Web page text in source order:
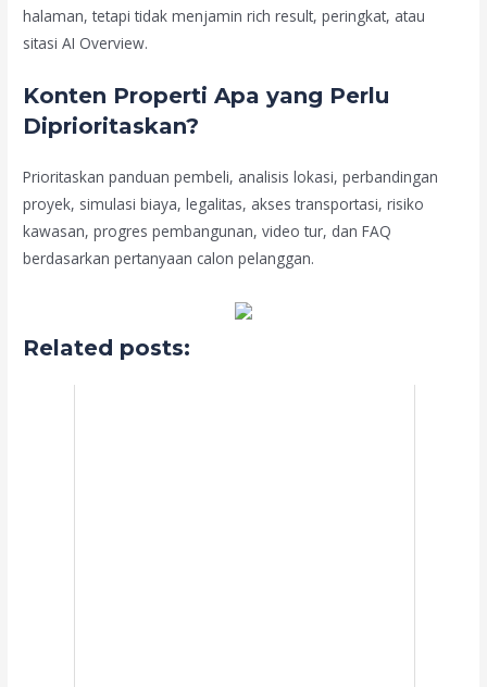
halaman, tetapi tidak menjamin rich result, peringkat, atau
sitasi AI Overview.
Konten Properti Apa yang Perlu
Diprioritaskan?
Prioritaskan panduan pembeli, analisis lokasi, perbandingan
proyek, simulasi biaya, legalitas, akses transportasi, risiko
kawasan, progres pembangunan, video tur, dan FAQ
berdasarkan pertanyaan calon pelanggan.
Related posts: